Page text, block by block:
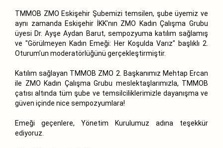
TMMOB ZMO Eskişehir Şubemizi temsilen, şube üyemiz ve
aynı zamanda Eskişehir İKK’nın ZMO Kadın Çalışma Grubu
üyesi Dr. Ayşe Aydan Barut, sempozyuma katılım sağlamış
ve "Görülmeyen Kadın Emeği: Her Koşulda Varız" başlıklı 2.
Oturum’un moderatörlüğünü gerçekleştirmiştir.
Katılım sağlayan TMMOB ZMO 2. Başkanımız Mehtap Ercan
ile ZMO Kadın Çalışma Grubu meslektaşlarımızla, TMMOB
çatısı altında tüm şube ve temsilciliklerimizle dayanışma ve
güven içinde nice sempozyumlara!
Emeği geçenlere, Yönetim Kurulumuz adına teşekkür
ediyoruz.